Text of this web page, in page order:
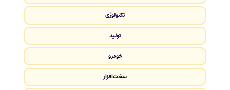
تکنولوژی
تولید
خودرو
سخت‌افزار